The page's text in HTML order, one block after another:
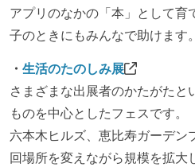
アプリのなかの「本」として育
子のときにもみんなで助けます。
・ 生活のたのしみ展
さまざまな出展者のかたがたと
ものを中心としたフェスです。
六本木ヒルズ、恵比寿ガーデン
回場所を変えながら規模を拡大